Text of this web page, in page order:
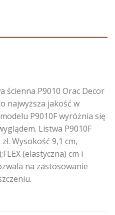
ścienna P9010 Orac Decor
najwyższa jakość w
P9010F wyróżnia się
Listwa P9010F
Wysokość 9,1 cm,
(elastyczna) cm i
na zastosowanie